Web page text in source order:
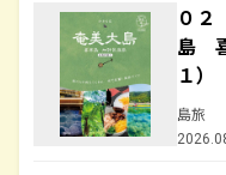
０
島
１
島旅